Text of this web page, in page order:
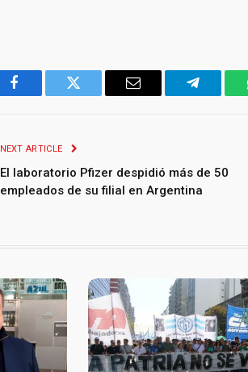
Facebook Twitter Email Telegram
NEXT ARTICLE
El laboratorio Pfizer despidió más de 50
empleados de su filial en Argentina